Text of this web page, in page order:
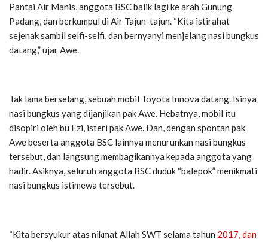
Pantai Air Manis, anggota BSC balik lagi ke arah Gunung
Padang, dan berkumpul di Air Tajun-tajun. “Kita istirahat
sejenak sambil selfi-selfi, dan bernyanyi menjelang nasi bungkus
datang,” ujar Awe.
Tak lama berselang, sebuah mobil Toyota Innova datang. Isinya
nasi bungkus yang dijanjikan pak Awe. Hebatnya, mobil itu
disopiri oleh bu Ezi, isteri pak Awe. Dan, dengan spontan pak
Awe beserta anggota BSC lainnya menurunkan nasi bungkus
tersebut, dan langsung membagikannya kepada anggota yang
hadir. Asiknya, seluruh anggota BSC duduk “balepok” menikmati
nasi bungkus istimewa tersebut.
“Kita bersyukur atas nikmat Allah SWT selama tahun 2017, dan